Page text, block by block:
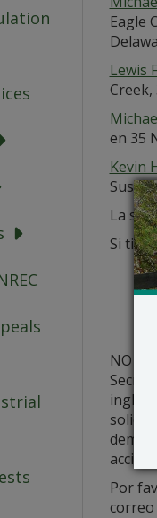
Eagle
Lewis
Creek,
en 35
Kevin
La
Si
NO se
acción.
Por